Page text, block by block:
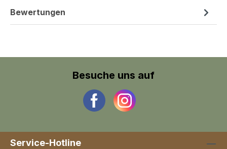
Bewertungen
Besuche uns auf
Service-Hotline